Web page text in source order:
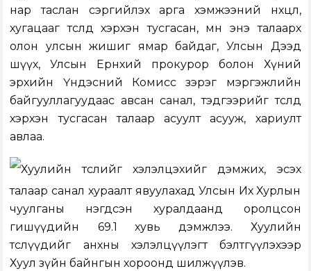
нар таслан сэргийлэх арга хэмжээний нөхцөл,
хугацааг төсөлд хэрхэн тусгасан, мөн энэ талаарх
олон улсын жишиг ямар байдаг, Улсын Дээд
шүүх, Улсын Ерөнхий прокурор болон Хүний
эрхийн Үндэсний Комисс зэрэг мэргэжлийн
байгууллагуудаас авсан санал, тэдгээрийг төсөлд
хэрхэн тусгасан талаар асуулт асууж, хариулт
авлаа.
Хуулийн төслийг хэлэлцэхийг дэмжих, эсэх
талаар санал хураалт явуулахад Улсын Их Хурлын
чуулганы нэгдсэн хуралдаанд оролцсон
гишүүдийн
69.1 хувь дэмжлээ. Хуулийн
төслүүдийг
анхны хэлэлцүүлэгт бэлтгүүлэхээр
Хуул зүйн байнгын хороонд шилжүүлэв.